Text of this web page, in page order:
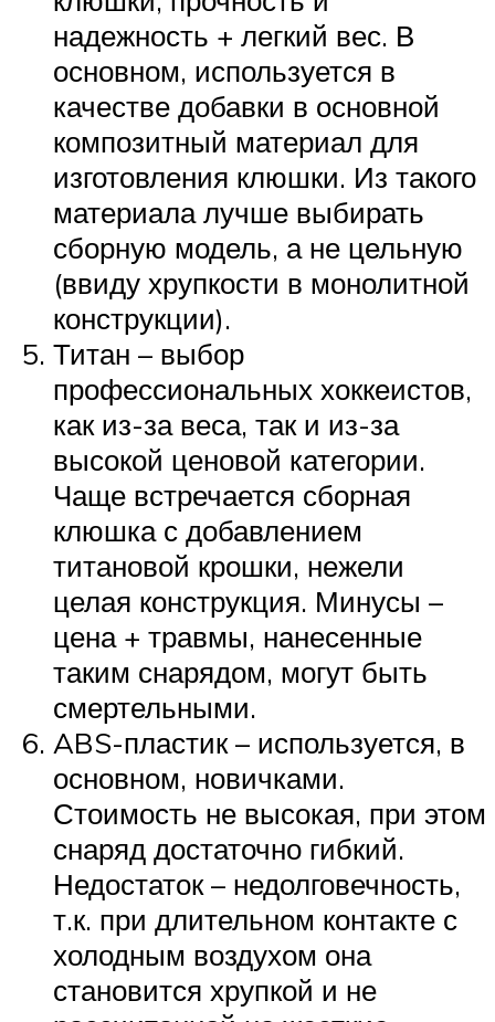
надежность + легкий вес. В
основном, используется в
качестве добавки в основной
композитный материал для
изготовления клюшки. Из такого
материала лучше выбирать
сборную модель, а не цельную
(ввиду хрупкости в монолитной
конструкции).
Титан – выбор
профессиональных хоккеистов,
как из-за веса, так и из-за
высокой ценовой категории.
Чаще встречается сборная
клюшка с добавлением
титановой крошки, нежели
целая конструкция. Минусы –
цена + травмы, нанесенные
таким снарядом, могут быть
смертельными.
ABS-пластик – используется, в
основном, новичками.
Стоимость не высокая, при этом
снаряд достаточно гибкий.
Недостаток – недолговечность,
т.к. при длительном контакте с
холодным воздухом она
становится хрупкой и не